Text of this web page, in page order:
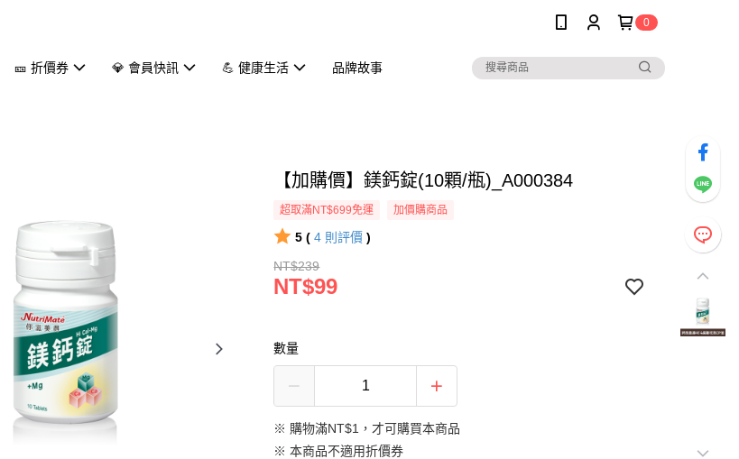
0
🎫 折價券 💎 會員快訊 💪 健康生活 品牌故事
【加購價】鎂鈣錠(10顆/瓶)_A000384
超取滿NT$699免運 加價購商品
5 ( 4 則評價 )
NT$239
NT$99
數量
※ 購物滿NT$1，才可購買本商品
※ 本商品不適用折價券